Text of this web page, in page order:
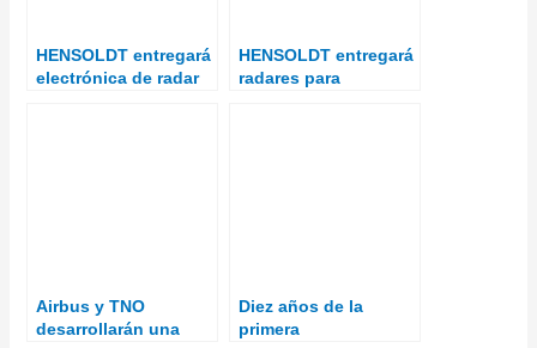
HENSOLDT entregará
electrónica de radar
HENSOLDT entregará
radares para
Airbus y TNO
desarrollarán una
Diez años de la
primera